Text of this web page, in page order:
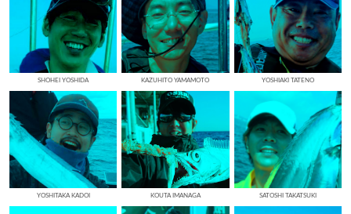
SHOHEI YOSHIDA KAZUHITO YAMAMOTO YOSHIAKI TATENO
YOSHITAKA KADOI KOUTA IMANAGA SATOSHI TAKATSUKI